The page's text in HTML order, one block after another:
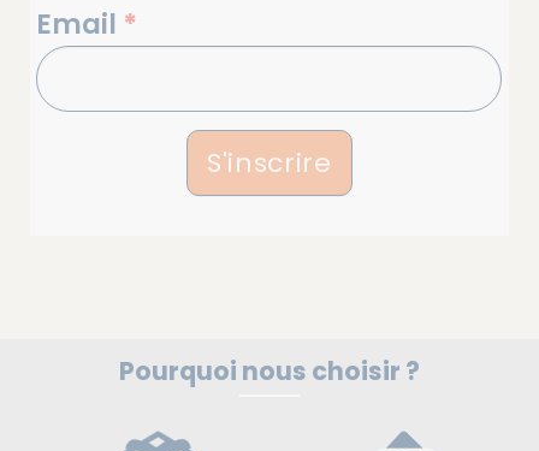
NEWSLETTERS
Email *
S'inscrire
Pourquoi nous choisir ?